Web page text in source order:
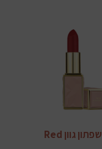
שפתון גוון Red